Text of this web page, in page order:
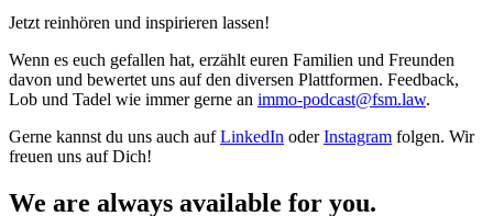
Jetzt reinhören und inspirieren lassen!
Wenn es euch gefallen hat, erzählt euren Familien und Freunden
davon und bewertet uns auf den diversen Plattformen. Feedback,
Lob und Tadel wie immer gerne an ⁠⁠⁠⁠⁠⁠⁠⁠⁠⁠⁠⁠⁠⁠⁠⁠⁠⁠⁠⁠⁠⁠⁠⁠⁠⁠⁠⁠⁠⁠⁠⁠⁠⁠⁠⁠⁠⁠⁠⁠⁠⁠⁠⁠⁠⁠⁠⁠⁠immo-podcast@fsm.law⁠⁠⁠⁠⁠⁠⁠⁠⁠⁠⁠⁠⁠⁠⁠⁠⁠⁠⁠⁠⁠⁠⁠⁠⁠⁠⁠⁠⁠⁠⁠⁠⁠⁠⁠⁠⁠⁠⁠⁠⁠⁠⁠⁠⁠⁠⁠⁠⁠.
Gerne kannst du uns auch auf⁠⁠⁠⁠⁠⁠⁠⁠⁠⁠⁠⁠⁠⁠⁠⁠⁠⁠⁠⁠⁠⁠⁠⁠⁠⁠⁠⁠⁠⁠⁠⁠⁠LinkedIn⁠⁠⁠⁠⁠⁠⁠⁠⁠⁠⁠⁠⁠⁠⁠⁠⁠⁠⁠⁠⁠⁠⁠⁠⁠⁠⁠⁠⁠⁠⁠⁠⁠ oder⁠⁠⁠⁠⁠⁠⁠⁠⁠⁠⁠⁠⁠⁠⁠⁠⁠⁠⁠⁠⁠⁠⁠⁠⁠⁠⁠⁠⁠⁠⁠⁠⁠Instagram⁠⁠⁠⁠⁠⁠⁠⁠⁠⁠⁠⁠⁠⁠⁠⁠⁠⁠⁠⁠⁠⁠⁠⁠⁠⁠⁠⁠⁠⁠⁠⁠⁠ folgen. Wir
freuen uns auf Dich!
We are always available for you.